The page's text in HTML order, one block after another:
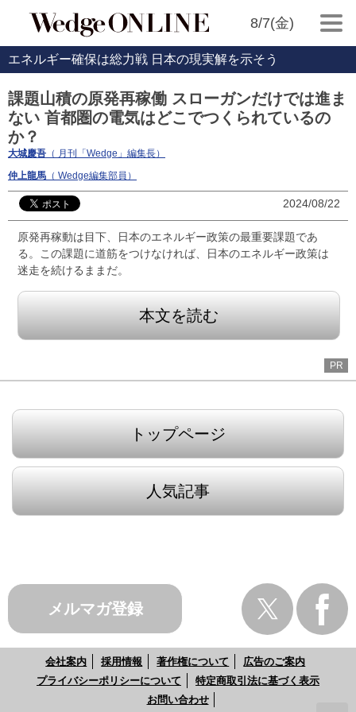
8/7(金)
エネルギー確保は総力戦 日本の現実解を示そう
課題山積の原発再稼働 スローガンだけでは進ま
ない 首都圏の電気はどこでつくられているの
か？
大城慶吾 （ 月刊「Wedge」編集長）
仲上龍馬 （ Wedge編集部員）
2024/08/22
原発再稼動は目下、日本のエネルギー政策の最重要課題であ
る。この課題に道筋をつけなければ、日本のエネルギー政策は
迷走を続けるままだ。
本文を読む
PR
トップページ
人気記事
メルマガ登録
会社案内 採用情報 著作権について
広告のご案内
プライバシーポリシーについて
特定商取引法に基づく表示
お問い合わせ